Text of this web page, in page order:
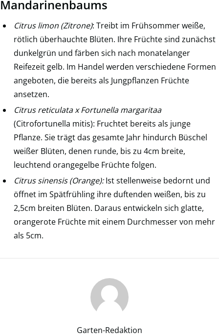
Mandarinenbaums
Citrus limon (Zitrone): Treibt im Frühsommer weiße,
rötlich überhauchte Blüten. Ihre Früchte sind zunächst
dunkelgrün und färben sich nach monatelanger
Reifezeit gelb. Im Handel werden verschiedene Formen
angeboten, die bereits als Jungpflanzen Früchte
ansetzen.
Citrus reticulata x Fortunella margaritaa
(Citrofortunella mitis): Fruchtet bereits als junge
Pflanze. Sie trägt das gesamte Jahr hindurch Büschel
weißer Blüten, denen runde, bis zu 4cm breite,
leuchtend orangegelbe Früchte folgen.
Citrus sinensis (Orange):Ist stellenweise bedornt und
öffnet im Spätfrühling ihre duftenden weißen, bis zu
2,5cm breiten Blüten. Daraus entwickeln sich glatte,
orangerote Früchte mit einem Durchmesser von mehr
als 5cm.
Garten-Redaktion